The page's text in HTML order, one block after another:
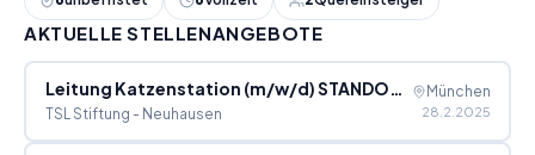
AKTUELLE STELLENANGEBOTE
Leitung Katzenstation (m/w/d) STANDORT: KATZENSTATION MÜNCHEN
TSL Stiftung - Neuhausen
München
28.2.2025